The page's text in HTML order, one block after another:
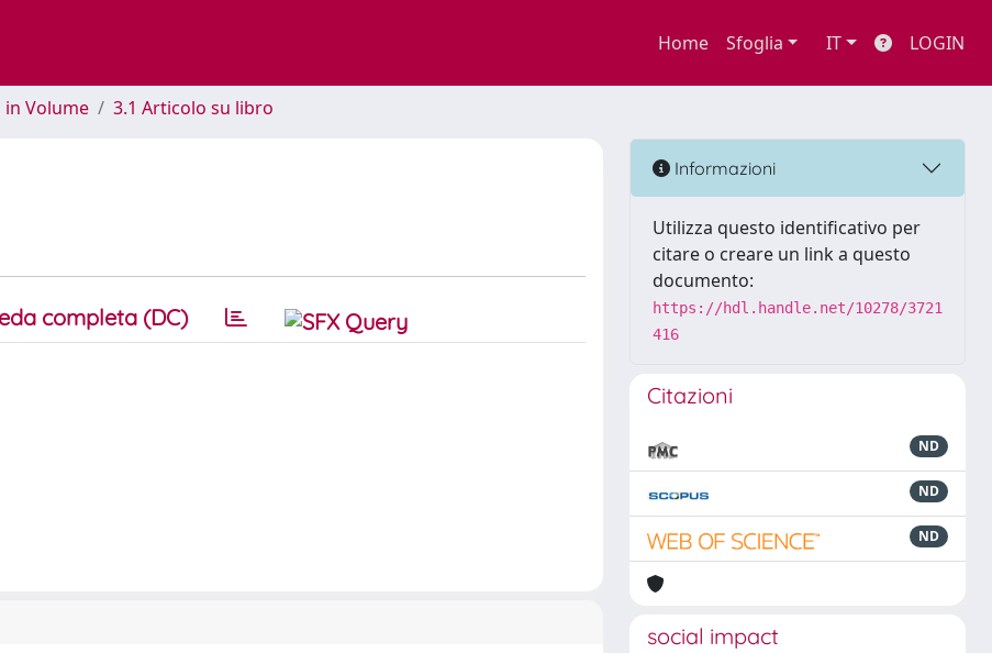
Home Sfoglia IT LOGIN
Volume 3.1 Articolo su libro
completa (DC)
Informazioni
Utilizza questo identificativo per
citare o creare un link a questo
documento:
https://hdl.handle.net/10278/3721
416
Citazioni
ND
ND
ND
social impact